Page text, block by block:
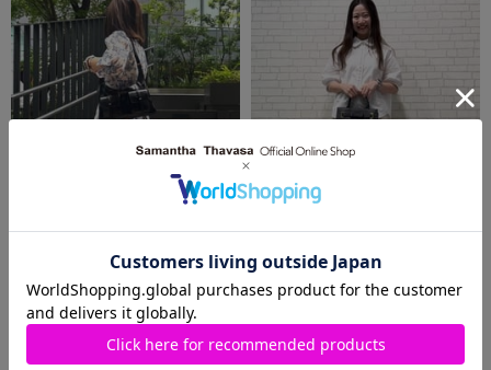
2026.08.07
Samantha Thavasa Petit
Choice
Samantha Thavasa